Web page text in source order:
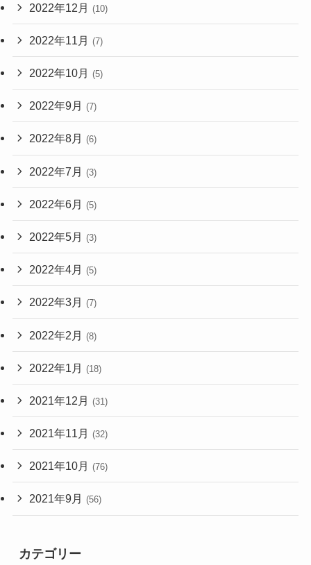
2022年12月 (10)
2022年11月 (7)
2022年10月 (5)
2022年9月 (7)
2022年8月 (6)
2022年7月 (3)
2022年6月 (5)
2022年5月 (3)
2022年4月 (5)
2022年3月 (7)
2022年2月 (8)
2022年1月 (18)
2021年12月 (31)
2021年11月 (32)
2021年10月 (76)
2021年9月 (56)
カテゴリー